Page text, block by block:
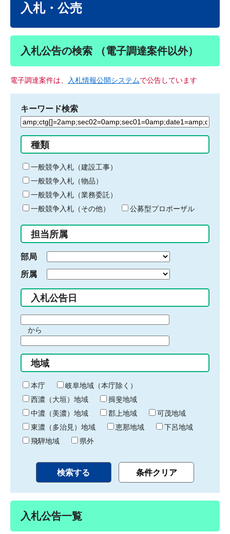
入札・公売
入札公告の検索 （電子調達案件以外）
電子調達案件は、 入札情報公開システムで公告しています
キーワード検索
検
る
キ
ー
ワ
ー
ド
入
力
種類
一般競争入札（建設工事）
一般競争入札（物品）
一般競争入札（業務委託）
一般競争入札（その他）
公募型プロポーザル
担当所属
部局
所属
入札公告日
間
始
り
から
間
終
わ
り
地域
本庁
岐阜地域（本庁除く）
西濃（大垣）地域
揖斐地域
中濃（美濃）地域
郡上地域
可茂地域
東濃（多治見）地域
恵那地域
下呂地域
飛騨地域
県外
入札公告一覧